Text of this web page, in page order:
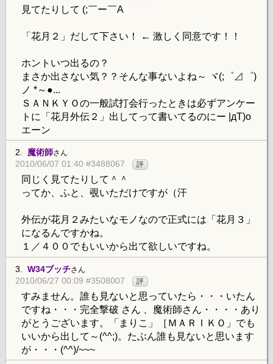
見てたりして (;￣ー￣A
「花月２」だして下さい！ ← 激しく同意です！！
ホントいつ出るの？
まさか出さない気？？そんな事ないよね～ ヾ(;゜⊿゜)
ノ *～●...
ＳＡＮＫＹＯの一般試打会行ったときは必ずアンケー
トに「花月外伝２」出してって書いてるのにー |дT)o
エーン
2. 魔術師さん
2010/06/07 01:40 #3488067 評
同じく見てたりして＾＾
ってか、ふと、覗いただけですが（汗
外伝が花月２みたいなモノなので正式には「花月３」
になるんですかね。
１／４００でもいいから出て欲しいですね。
3. W34ブッチさん
2010/06/27 00:09 #3508007 評
すみません。誰も見ないと思っていたら・・・いたん
ですね・・・完全撃破 さん 、魔術師さん・・・・あり
がとうございます。「まりこ」［ＭＡＲＩＫＯ」でも
いいから出して～(^^;)。たぶん誰も見ないと思います
が・・・(^^)/~~~